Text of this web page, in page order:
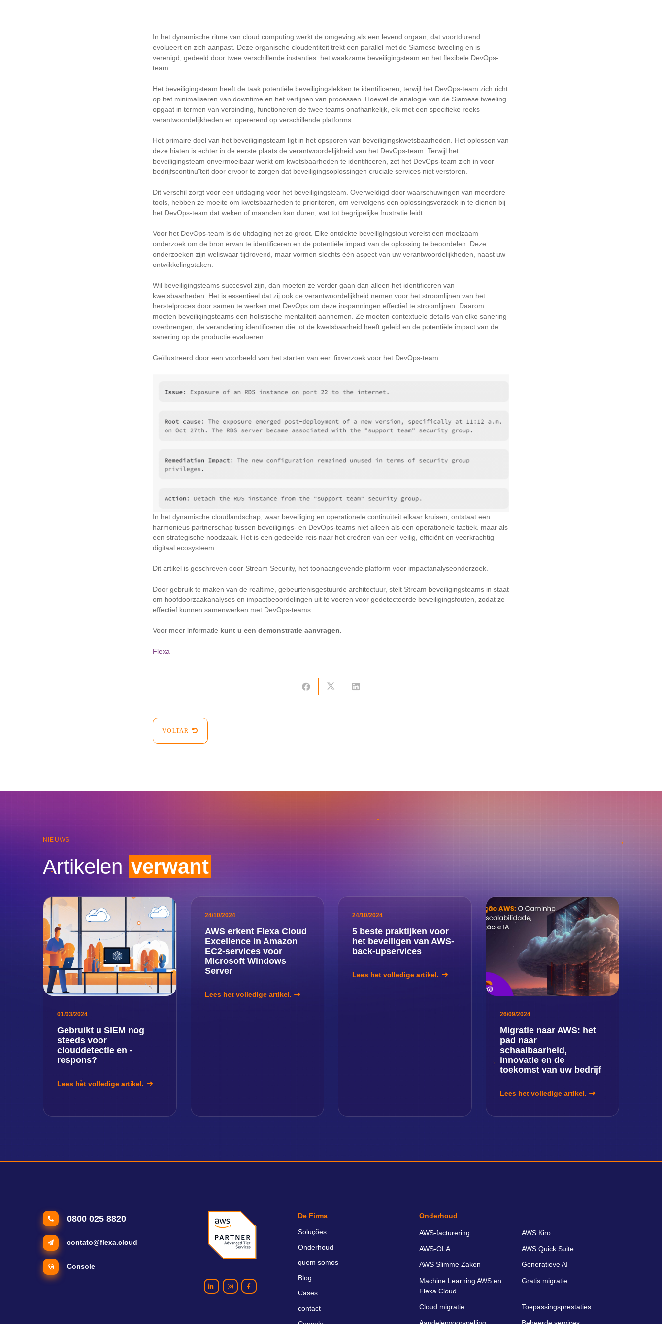
In het dynamische ritme van cloud computing werkt de omgeving als een levend orgaan, dat voortdurend
evolueert en zich aanpast. Deze organische cloudentiteit trekt een parallel met de Siamese tweeling en is
verenigd, gedeeld door twee verschillende instanties: het waakzame beveiligingsteam en het flexibele DevOps-
team.
Het beveiligingsteam heeft de taak potentiële beveiligingslekken te identificeren, terwijl het DevOps-team zich richt
op het minimaliseren van downtime en het verfijnen van processen. Hoewel de analogie van de Siamese tweeling
opgaat in termen van verbinding, functioneren de twee teams onafhankelijk, elk met een specifieke reeks
verantwoordelijkheden en opererend op verschillende platforms.
Het primaire doel van het beveiligingsteam ligt in het opsporen van beveiligingskwetsbaarheden. Het oplossen van
deze hiaten is echter in de eerste plaats de verantwoordelijkheid van het DevOps-team. Terwijl het
beveiligingsteam onvermoeibaar werkt om kwetsbaarheden te identificeren, zet het DevOps-team zich in voor
bedrijfscontinuïteit door ervoor te zorgen dat beveiligingsoplossingen cruciale services niet verstoren.
Dit verschil zorgt voor een uitdaging voor het beveiligingsteam. Overweldigd door waarschuwingen van meerdere
tools, hebben ze moeite om kwetsbaarheden te prioriteren, om vervolgens een oplossingsverzoek in te dienen bij
het DevOps-team dat weken of maanden kan duren, wat tot begrijpelijke frustratie leidt.
Voor het DevOps-team is de uitdaging net zo groot. Elke ontdekte beveiligingsfout vereist een moeizaam
onderzoek om de bron ervan te identificeren en de potentiële impact van de oplossing te beoordelen. Deze
onderzoeken zijn weliswaar tijdrovend, maar vormen slechts één aspect van uw verantwoordelijkheden, naast uw
ontwikkelingstaken.
Wil beveiligingsteams succesvol zijn, dan moeten ze verder gaan dan alleen het identificeren van
kwetsbaarheden. Het is essentieel dat zij ook de verantwoordelijkheid nemen voor het stroomlijnen van het
herstelproces door samen te werken met DevOps om deze inspanningen effectief te stroomlijnen. Daarom
moeten beveiligingsteams een holistische mentaliteit aannemen. Ze moeten contextuele details van elke sanering
overbrengen, de verandering identificeren die tot de kwetsbaarheid heeft geleid en de potentiële impact van de
sanering op de productie evalueren.
Geïllustreerd door een voorbeeld van het starten van een fixverzoek voor het DevOps-team:
In het dynamische cloudlandschap, waar beveiliging en operationele continuïteit elkaar kruisen, ontstaat een
harmonieus partnerschap tussen beveiligings- en DevOps-teams niet alleen als een operationele tactiek, maar als
een strategische noodzaak. Het is een gedeelde reis naar het creëren van een veilig, efficiënt en veerkrachtig
digitaal ecosysteem.
Dit artikel is geschreven door Stream Security, het toonaangevende platform voor impactanalyseonderzoek.
Door gebruik te maken van de realtime, gebeurtenisgestuurde architectuur, stelt Stream beveiligingsteams in staat
om hoofdoorzaakanalyses en impactbeoordelingen uit te voeren voor gedetecteerde beveiligingsfouten, zodat ze
effectief kunnen samenwerken met DevOps-teams.
Voor meer informatie kunt u een demonstratie aanvragen.
Flexa
VOLTAR
NIEUWS
Artikelen verwant
01/03/2024
Gebruikt u SIEM nog
steeds voor
clouddetectie en -
respons?
Lees het volledige artikel.
24/10/2024
AWS erkent Flexa Cloud
Excellence in Amazon
EC2-services voor
Microsoft Windows
Server
Lees het volledige artikel.
24/10/2024
5 beste praktijken voor
het beveiligen van AWS-
back-upservices
Lees het volledige artikel.
26/09/2024
Migratie naar AWS: het
pad naar
schaalbaarheid,
innovatie en de
toekomst van uw bedrijf
Lees het volledige artikel.
0800 025 8820
contato@flexa.cloud
Console
De Firma
Soluções
Onderhoud
quem somos
Blog
Cases
contact
Onderhoud
AWS-facturering AWS Kiro
AWS-OLA AWS Quick Suite
AWS Slimme Zaken Generatieve AI
Machine Learning AWS en
Flexa Cloud
Gratis migratie
Cloud migratie Toepassingsprestaties